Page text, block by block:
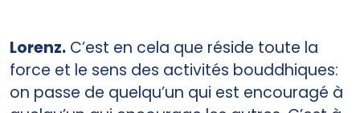
Lorenz. C’est en cela que réside toute la
force et le sens des activités bouddhiques:
on passe de quelqu’un qui est encouragé à